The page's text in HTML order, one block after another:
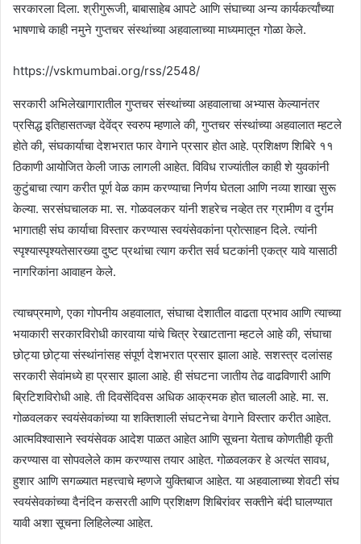
सरकारला दिला. श्रीगुरूजी, बाबासाहेब आपटे आणि संघाच्या अन्य कार्यकर्त्यांच्या
भाषणाचे काही नमुने गुप्तचर संस्थांच्या अहवालाच्या माध्यमातून गोळा केले.
https://vskmumbai.org/rss/2548/
सरकारी अभिलेखागारातील गुप्तचर संस्थांच्या अहवालाचा अभ्यास केल्यानंतर
प्रसिद्ध इतिहासतज्ज्ञ देवेंद्र स्वरुप म्हणाले की, गुप्तचर संस्थांच्या अहवालात म्हटले
होते की, संघकार्याचा देशभरात फार वेगाने प्रसार होत आहे. प्रशिक्षण शिबिरे ११
ठिकाणी आयोजित केली जाऊ लागली आहेत. विविध राज्यांतील काही शे युवकांनी
कुटुंबाचा त्याग करीत पूर्ण वेळ काम करण्याचा निर्णय घेतला आणि नव्या शाखा सुरू
केल्या. सरसंघचालक मा. स. गोळवलकर यांनी शहरेच नव्हेत तर ग्रामीण व दुर्गम
भागातही संघ कार्याचा विस्तार करण्यास स्वयंसेवकांना प्रोत्साहन दिले. त्यांनी
स्पृश्यास्पृश्यतेसारख्या दुष्ट प्रथांचा त्याग करीत सर्व घटकांनी एकत्र यावे यासाठी
नागरिकांना आवाहन केले.
त्याचप्रमाणे, एका गोपनीय अहवालात, संघाचा देशातील वाढता प्रभाव आणि त्याच्या
भयाकारी सरकारविरोधी कारवाया यांचे चित्र रेखाटताना म्हटले आहे की, संघाचा
छोट्या छोट्या संस्थांनांसह संपूर्ण देशभरात प्रसार झाला आहे. सशस्त्र दलांसह
सरकारी सेवांमध्ये हा प्रसार झाला आहे. ही संघटना जातीय तेढ वाढविणारी आणि
ब्रिटिशविरोधी आहे. ती दिवसेंदिवस अधिक आक्रमक होत चालली आहे. मा. स.
गोळवलकर स्वयंसेवकांच्या या शक्तिशाली संघटनेचा वेगाने विस्तार करीत आहेत.
आत्मविश्वासाने स्वयंसेवक आदेश पाळत आहेत आणि सूचना येताच कोणतीही कृती
करण्यास वा सोपवलेले काम करण्यास तयार आहेत. गोळवलकर हे अत्यंत सावध,
हुशार आणि सगळ्यात महत्त्वाचे म्हणजे युक्तिबाज आहेत. या अहवालाच्या शेवटी संघ
स्वयंसेवकांच्या दैनंदिन कसरती आणि प्रशिक्षण शिबिरांवर सक्तीने बंदी घालण्यात
यावी अशा सूचना लिहिलेल्या आहेत.